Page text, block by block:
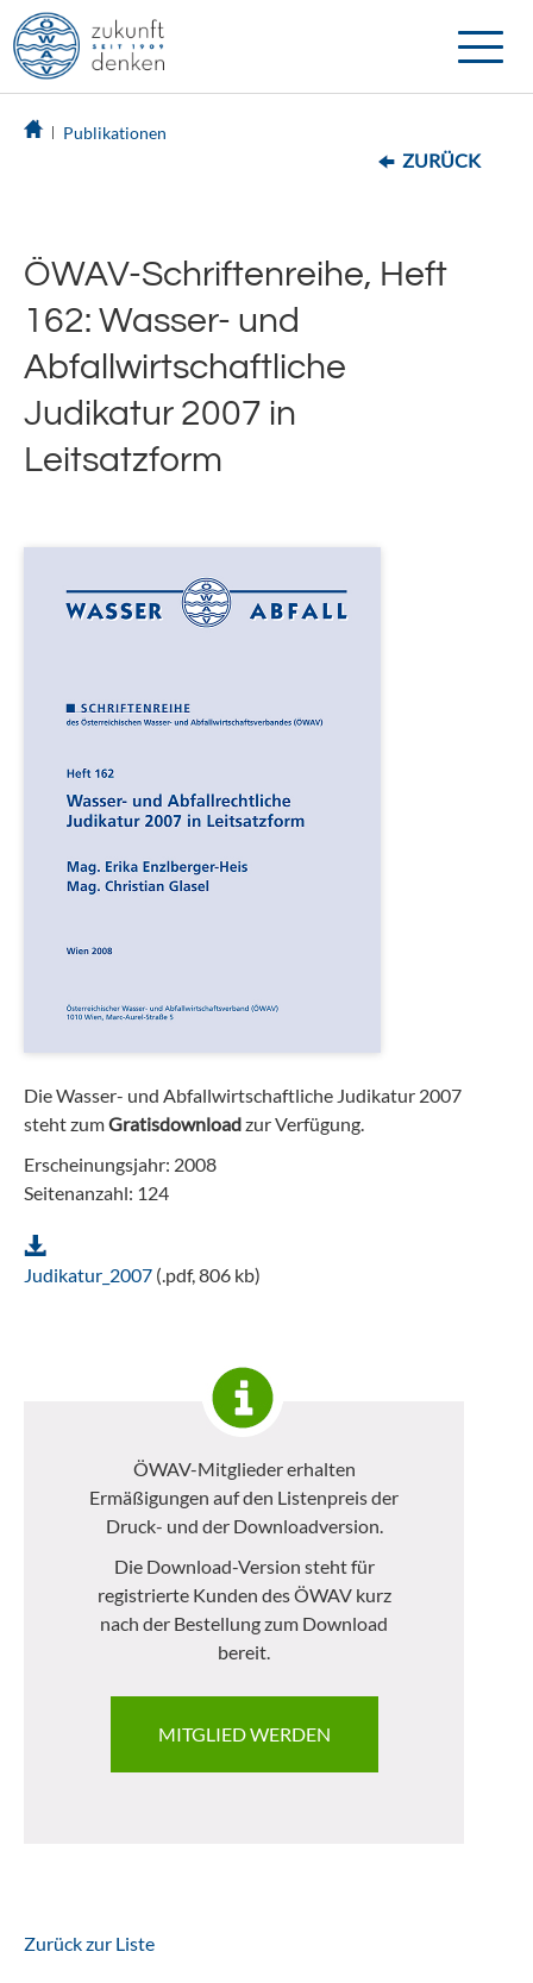
Toggle
Publikationen
ZURÜCK
ÖWAV-Schriftenreihe, Heft
162: Wasser- und
Abfallwirtschaftliche
Judikatur 2007 in
Leitsatzform
Die Wasser- und Abfallwirtschaftliche Judikatur 2007
steht zumGratisdownloadzur Verfügung.
Erscheinungsjahr: 2008
Seitenanzahl: 124
Judikatur_2007 (.pdf, 806 kb)
ÖWAV-Mitglieder erhalten
Ermäßigungen auf den Listenpreis der
Druck- und der Downloadversion.
Die Download-Version steht für
registrierte Kunden des ÖWAV kurz
nach der Bestellung zum Download
bereit.
MITGLIED WERDEN
Zurück zur Liste